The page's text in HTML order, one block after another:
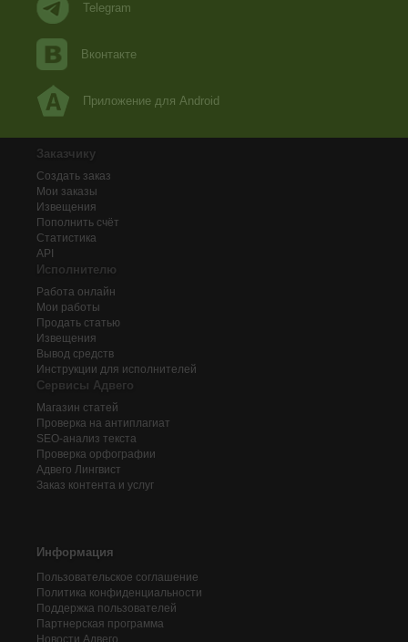
Telegram
Вконтакте
Приложение для Android
Заказчику
Создать заказ
Мои заказы
Извещения
Пополнить счёт
Статистика
API
Исполнителю
Работа онлайн
Мои работы
Продать статью
Извещения
Вывод средств
Инструкции для исполнителей
Сервисы Адвего
Магазин статей
Проверка на антиплагиат
SEO-анализ текста
Проверка орфографии
Адвего Лингвист
Заказ контента и услуг
Информация
Пользовательское соглашение
Политика конфиденциальности
Поддержка пользователей
Партнерская программа
Новости Адвего